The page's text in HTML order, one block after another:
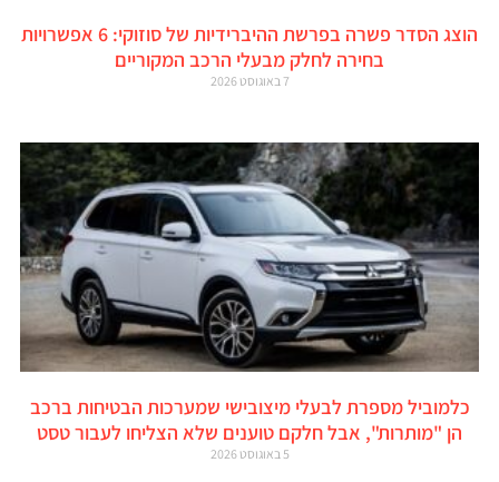
הוצג הסדר פשרה בפרשת ההיברידיות של סוזוקי: 6 אפשרויות
בחירה לחלק מבעלי הרכב המקוריים
7 באוגוסט 2026
כלמוביל מספרת לבעלי מיצובישי שמערכות הבטיחות ברכב
הן "מותרות", אבל חלקם טוענים שלא הצליחו לעבור טסט
5 באוגוסט 2026